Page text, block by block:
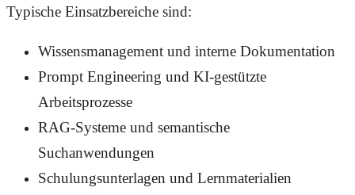
Typische Einsatzbereiche sind:
Wissensmanagement und interne Dokumentation
Prompt Engineering und KI-gestützte
Arbeitsprozesse
RAG-Systeme und semantische
Suchanwendungen
Schulungsunterlagen und Lernmaterialien